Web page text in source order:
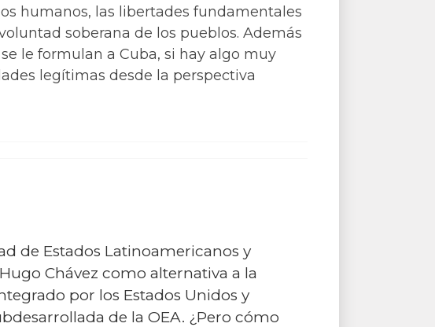
humanos, las libertades fundamentales
soberana de los pueblos. Además
le formulan a Cuba, si hay algo muy
legítimas desde la perspectiva
de Estados Latinoamericanos y
Chávez como alternativa a la
por los Estados Unidos y
de la OEA. ¿Pero cómo